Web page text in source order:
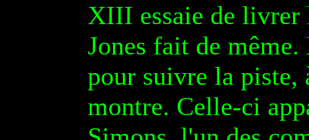
XIII essaie de livrer
Jones fait de
pour suivre la piste,
montre. Celle-ci